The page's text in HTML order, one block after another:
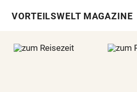
VORTEILSWELT MAGAZINE